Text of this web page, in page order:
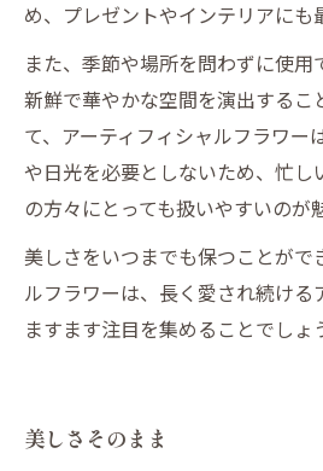
め、プレゼントやインテリアにも
また、季節や場所を問わずに使用
新鮮で華やかな空間を演出するこ
て、アーティフィシャルフラワー
や日光を必要としないため、忙し
の方々にとっても扱いやすいのが
美しさをいつまでも保つことがで
ルフラワーは、長く愛され続ける
ますます注目を集めることでしょ
美しさそのまま